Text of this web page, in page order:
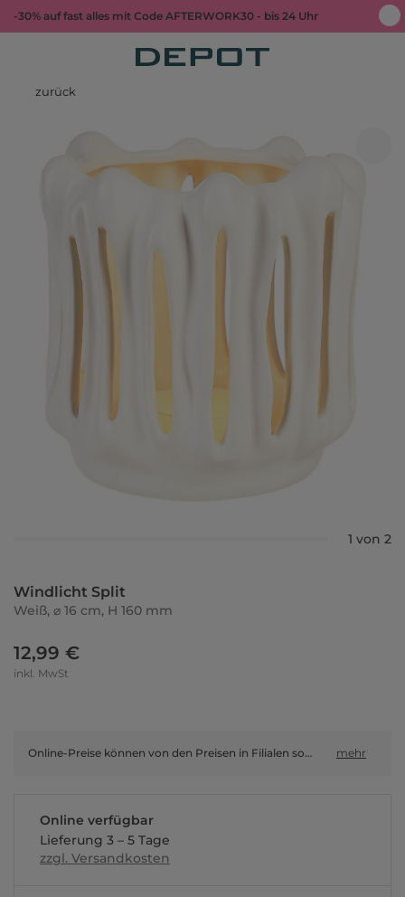
-30% auf fast alles mit Code AFTERWORK30 - bis 24 Uhr
zurück
1 von 2
Windlicht Split
Weiß, ⌀ 16 cm, H 160 mm
12,99 €
inkl. MwSt
Online-Preise können von den Preisen in Filialen sowie Shop-in-Shop-Flächen abweichen. mehr
Online verfügbar
Lieferung 3 – 5 Tage
zzgl. Versandkosten